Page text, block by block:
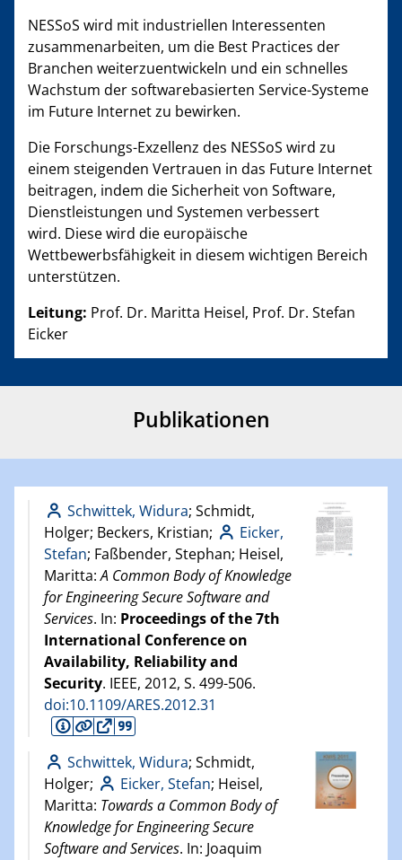
NESSoS wird mit industriellen Interessenten
zusammenarbeiten, um die Best Practices der
Branchen weiterzuentwickeln und ein schnelles
Wachstum der softwarebasierten Service-Systeme
im Future Internet zu bewirken.
Die Forschungs-Exzellenz des NESSoS wird zu
einem steigenden Vertrauen in das Future Internet
beitragen, indem die Sicherheit von Software,
Dienstleistungen und Systemen verbessert
wird. Diese wird die europäische
Wettbewerbsfähigkeit in diesem wichtigen Bereich
unterstützen.
Leitung: Prof. Dr. Maritta Heisel, Prof. Dr. Stefan
Eicker
Publikationen
Schwittek, Widura; Schmidt,
Holger; Beckers, Kristian;
Eicker,
Stefan; Faßbender, Stephan; Heisel,
Maritta:A Common Body of Knowledge
for Engineering Secure Software and
Services. In: Proceedings of the 7th
International Conference on
Availability, Reliability and
Security. IEEE, 2012, S. 499-506.
doi:10.1109/ARES.2012.31
Schwittek, Widura; Schmidt,
Holger;
Eicker, Stefan; Heisel,
Maritta: Towards a Common Body of
Knowledge for Engineering Secure
Software and Services. In: Joaquim